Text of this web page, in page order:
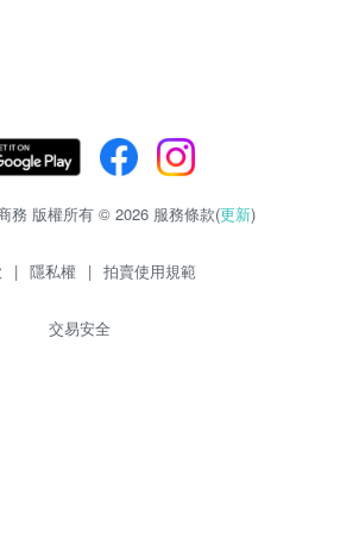
務 版權所有 © 2026 服務條款(更新)
| 隱私權 | 拍賣使用規範
交易安全